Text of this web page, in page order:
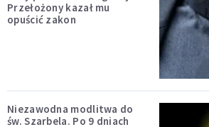
Przełożony kazał mu
opuścić zakon
Niezawodna modlitwa do
św. Szarbela. Po 9 dniach